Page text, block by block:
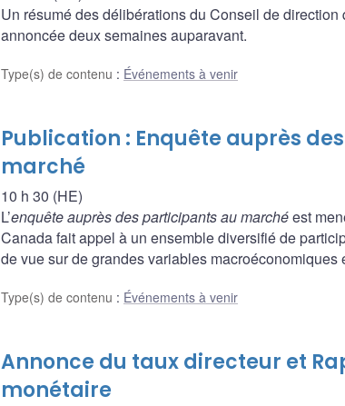
Un résumé des délibérations du Conseil de
annoncée deux semaines auparavant.
Type(s) de contenu : Événements à venir
Publication : Enquête auprès
marché
10 h 30 (HE)
L’enquête auprès des participants au marchéest
Canada fait appel à un ensemble diversifié de
de vue sur de grandes variables
Type(s) de contenu : Événements à venir
Annonce du taux directeur et
monétaire